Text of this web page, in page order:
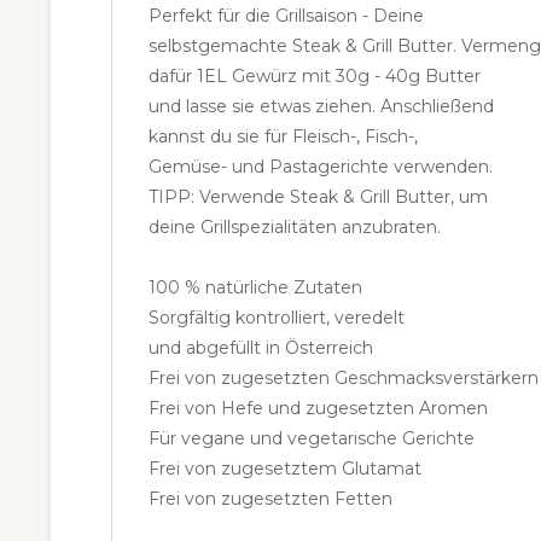
Perfekt für die Grillsaison - Deine
selbstgemachte Steak & Grill Butter.
dafür 1EL Gewürz mit 30g - 40g Butter
und lasse sie etwas ziehen. Anschließend
kannst du sie für Fleisch-, Fisch-,
Gemüse- und Pastagerichte verwenden.
TIPP: Verwende Steak & Grill Butter, um
deine Grillspezialitäten anzubraten.
100 % natürliche Zutaten
Sorgfältig kontrolliert, veredelt
und abgefüllt in Österreich
Frei von zugesetzten Geschmacksverstärkern
Frei von Hefe und zugesetzten Aromen
Für vegane und vegetarische Gerichte
Frei von zugesetztem Glutamat
Frei von zugesetzten Fetten